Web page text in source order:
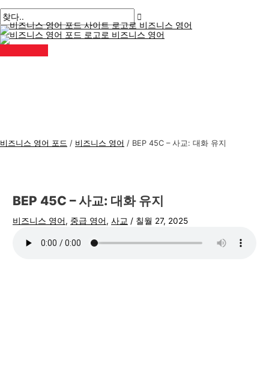
텐
츠
로
건
인
뉴
비즈니스 영어 포드 / 비즈니스 영어 / BEP 45C – 사교: 대화 유지
BEP 45C – 사교: 대화 유지
비즈니스 영어, 중급 영어,사교 / 칠월 27, 2025
시
물
탐
색
기
에
입
력
름
*
메
일
*
비
즈
니
스
검
색
: